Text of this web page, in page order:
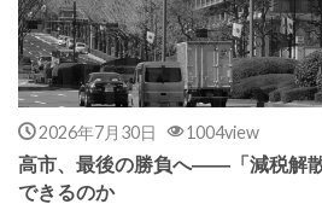
2026年7月30日 1004view
高市、最後の勝負へ――「減税解
できるのか